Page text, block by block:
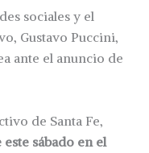
sociales y el
Gustavo Puccini,
ante el anuncio de
de Santa Fe,
sábado en el